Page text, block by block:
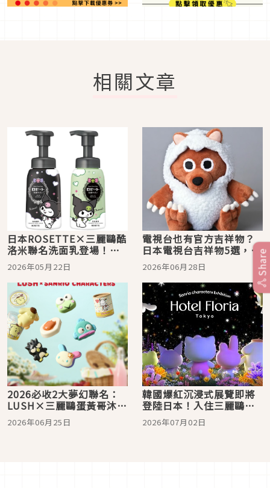
相關文章
日本ROSETTE×三麗鷗酷
洛米聯名洗面乳登場！
2026夏季限定可愛包裝、
功效亮點一次看
2026年05月22日
電視台也有官方吉祥物？
日本電視台吉祥物5選，披
著羊皮的狼「Wolfy」、三
麗鷗設計師操刀的「Go
醬」
2026年06月28日
2026必收2大夢幻聯名：
LUSH×三麗鷗蛋黃哥沐浴
軟糖、舒特膚《玩具總動
員5》巴斯光年周邊，限定
2026年06月25日
韓國爆紅沉浸式展覽即將
登陸日本！入住三麗鷗夢
幻飯店《Hotel Floria
Tokyo》
2026年07月02日
Share